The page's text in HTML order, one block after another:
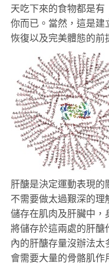
天吃下來的食物都是
你而已。當然，這是建
恢復以及完美體態的前
肝醣是決定運動表現的
不需要做太過艱深的
儲存在肌肉及肝臟中，
將儲存於這兩處的肝醣
內的肝醣存量沒辦法
會需要大量的骨骼肌作